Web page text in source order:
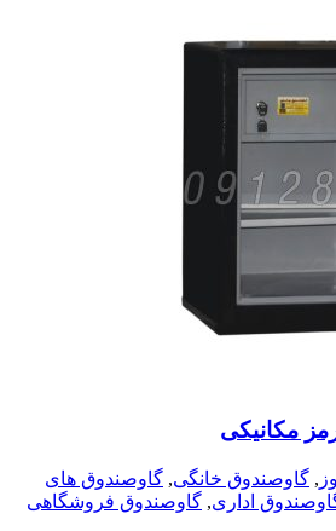
, گاوصندوق خانگی, گاوصندوق های
اداری, گاوصندوق فروشگاهی